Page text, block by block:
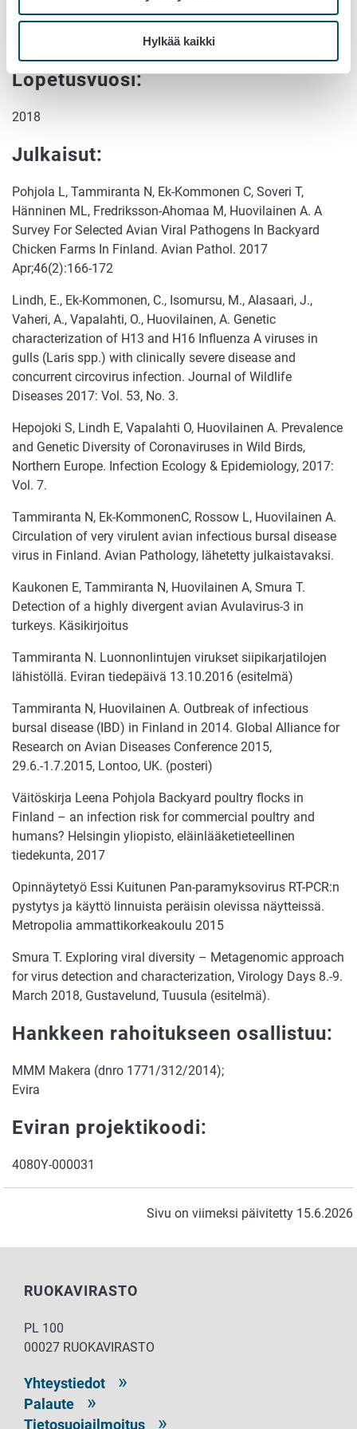
Hylkää kaikki
Lopetusvuosi:
2018
Julkaisut:
Pohjola L, Tammiranta N, Ek-Kommonen C, Soveri T,
Hänninen ML, Fredriksson-Ahomaa M, Huovilainen A. A
Survey For Selected Avian Viral Pathogens In Backyard
Chicken Farms In Finland. Avian Pathol. 2017
Apr;46(2):166-172
Lindh, E., Ek-Kommonen, C., Isomursu, M., Alasaari, J.,
Vaheri, A., Vapalahti, O., Huovilainen, A. Genetic
characterization of H13 and H16 Influenza A viruses in
gulls (Laris spp.) with clinically severe disease and
concurrent circovirus infection. Journal of Wildlife
Diseases 2017: Vol. 53, No. 3.
Hepojoki S, Lindh E, Vapalahti O, Huovilainen A. Prevalence
and Genetic Diversity of Coronaviruses in Wild Birds,
Northern Europe. Infection Ecology & Epidemiology, 2017:
Vol. 7.
Tammiranta N, Ek-KommonenC, Rossow L, Huovilainen A.
Circulation of very virulent avian infectious bursal disease
virus in Finland. Avian Pathology, lähetetty julkaistavaksi.
Kaukonen E, Tammiranta N, Huovilainen A, Smura T.
Detection of a highly divergent avian Avulavirus-3 in
turkeys. Käsikirjoitus
Tammiranta N. Luonnonlintujen virukset siipikarjatilojen
lähistöllä. Eviran tiedepäivä 13.10.2016 (esitelmä)
Tammiranta N, Huovilainen A. Outbreak of infectious
bursal disease (IBD) in Finland in 2014. Global Alliance for
Research on Avian Diseases Conference 2015,
29.6.-1.7.2015, Lontoo, UK. (posteri)
Väitöskirja Leena Pohjola Backyard poultry flocks in
Finland – an infection risk for commercial poultry and
humans? Helsingin yliopisto, eläinlääketieteellinen
tiedekunta, 2017
Opinnäytetyö Essi Kuitunen Pan-paramyksovirus RT-PCR:n
pystytys ja käyttö linnuista peräisin olevissa näytteissä.
Metropolia ammattikorkeakoulu 2015
Smura T. Exploring viral diversity – Metagenomic approach
for virus detection and characterization, Virology Days 8.-9.
March 2018, Gustavelund, Tuusula (esitelmä).
Hankkeen rahoitukseen osallistuu:
MMM Makera (dnro 1771/312/2014);
Evira
Eviran projektikoodi:
4080Y-000031
Sivu on viimeksi päivitetty 15.6.2026
RUOKAVIRASTO
PL 100
00027 RUOKAVIRASTO
Yhteystiedot
Palaute
Tietosuojailmoitus